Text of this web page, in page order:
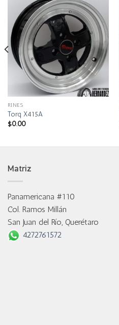
RINES
Torq X415A
$0.00
Matriz
Panamericana #110
Col. Ramos Millán
San Juan del Río, Querétaro
4272761572